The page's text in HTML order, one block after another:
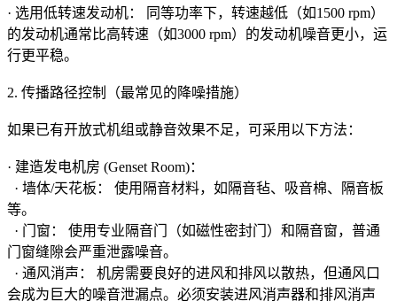
· 选用低转速发动机： 同等功率下，转速越低（如1500 rpm）
的发动机通常比高转速（如3000 rpm）的发动机噪音更小，运
行更平稳。
2. 传播路径控制（最常见的降噪措施）
如果已有开放式机组或静音效果不足，可采用以下方法：
· 建造发电机房 (Genset Room)：
· 墙体/天花板： 使用隔音材料，如隔音毡、吸音棉、隔音板
等。
· 门窗： 使用专业隔音门（如磁性密封门）和隔音窗，普通
门窗缝隙会严重泄露噪音。
· 通风消声： 机房需要良好的进风和排风以散热，但通风口
会成为巨大的噪音泄漏点。必须安装进风消声器和排风消声